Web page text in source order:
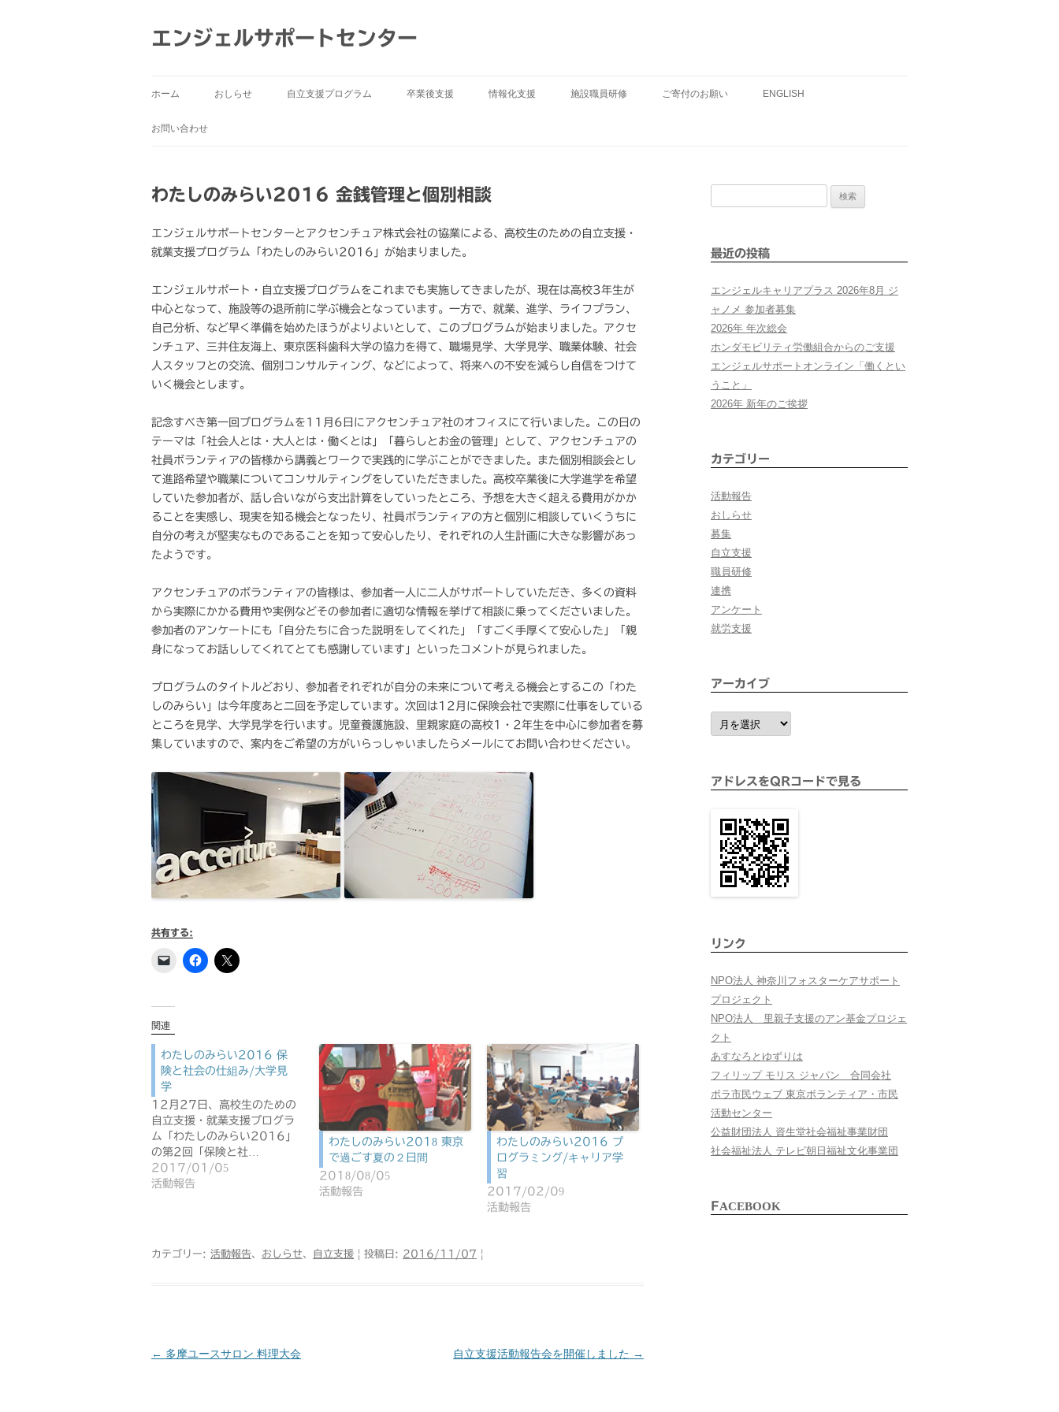
ン
ツ
ッ
エンジェルサポートセンター
ホーム おしらせ 自立支援プログラム 卒業後支援 情報化支援 施設職員研修 ご寄付のお願い ENGLISH
お問い合わせ
わたしのみらい2016 金銭管理と個別相談
エンジェルサポートセンターとアクセンチュア株式会社の協業による、高校生のための自立支援・
就業支援プログラム「わたしのみらい2016」が始まりました。
エンジェルサポート・自立支援プログラムをこれまでも実施してきましたが、現在は高校3年生が
中心となって、施設等の退所前に学ぶ機会となっています。一方で、就業、進学、ライフプラン、
自己分析、など早く準備を始めたほうがよりよいとして、このプログラムが始まりました。アクセ
ンチュア、三井住友海上、東京医科歯科大学の協力を得て、職場見学、大学見学、職業体験、社会
人スタッフとの交流、個別コンサルティング、などによって、将来への不安を減らし自信をつけて
いく機会とします。
記念すべき第一回プログラムを11月6日にアクセンチュア社のオフィスにて行いました。この日の
テーマは「社会人とは・大人とは・働くとは」「暮らしとお金の管理」として、アクセンチュアの
社員ボランティアの皆様から講義とワークで実践的に学ぶことができました。また個別相談会とし
て進路希望や職業についてコンサルティングをしていただきました。高校卒業後に大学進学を希望
していた参加者が、話し合いながら支出計算をしていったところ、予想を大きく超える費用がかか
ることを実感し、現実を知る機会となったり、社員ボランティアの方と個別に相談していくうちに
自分の考えが堅実なものであることを知って安心したり、それぞれの人生計画に大きな影響があっ
たようです。
アクセンチュアのボランティアの皆様は、参加者一人に二人がサポートしていただき、多くの資料
から実際にかかる費用や実例などその参加者に適切な情報を挙げて相談に乗ってくださいました。
参加者のアンケートにも「自分たちに合った説明をしてくれた」「すごく手厚くて安心した」「親
身になってお話ししてくれてとても感謝しています」といったコメントが見られました。
プログラムのタイトルどおり、参加者それぞれが自分の未来について考える機会とするこの「わた
しのみらい」は今年度あと二回を予定しています。次回は12月に保険会社で実際に仕事をしている
ところを見学、大学見学を行います。児童養護施設、里親家庭の高校1・2年生を中心に参加者を募
集していますので、案内をご希望の方がいらっしゃいましたらメールにてお問い合わせください。
共有する:
関連
わたしのみらい2016 保
険と社会の仕組み/大学見
学
12月27日、高校生のための
自立支援・就業支援プログラ
ム「わたしのみらい2016」
の第2回「保険と社…
2017/01/05
活動報告
わたしのみらい2018 東京
で過ごす夏の２日間
2018/08/05
活動報告
わたしのみらい2016 プ
ログラミング/キャリア学
習
2017/02/09
活動報告
カテゴリー: 活動報告、 おしらせ、 自立支援 | 投稿日: 2016/11/07 |
投
← 多摩ユースサロン 料理大会 自立支援活動報告会を開催しました →
最近の投稿
エンジェルキャリアプラス 2026年8月 ジ
ャノメ 参加者募集
2026年 年次総会
ホンダモビリティ労働組合からのご支援
エンジェルサポートオンライン「働くとい
うこと」
2026年 新年のご挨拶
カテゴリー
活動報告
おしらせ
募集
自立支援
職員研修
連携
アンケート
就労支援
アーカイブ
ア
ー
カ
アドレスをQRコードで見る
リンク
NPO法人 神奈川フォスターケアサポート
プロジェクト
NPO法人 里親子支援のアン基金プロジェ
クト
あすなろとゆずりは
フィリップ モリス ジャパン 合同会社
ボラ市民ウェブ 東京ボランティア・市民
活動センター
公益財団法人 資生堂社会福祉事業財団
社会福祉法人 テレビ朝日福祉文化事業団
FACEBOOK